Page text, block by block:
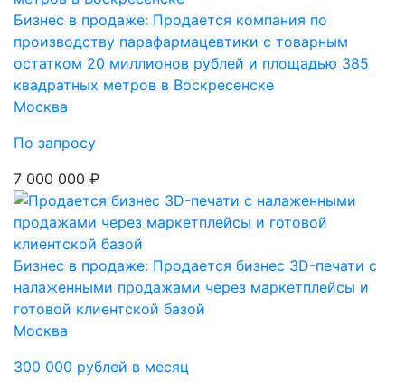
Бизнес в продаже: Продается компания по
производству парафармацевтики с товарным
остатком 20 миллионов рублей и площадью 385
квадратных метров в Воскресенске
Москва
По запросу
7 000 000 ₽
Бизнес в продаже: Продается бизнес 3D-печати с
налаженными продажами через маркетплейсы и
готовой клиентской базой
Москва
300 000 рублей в месяц